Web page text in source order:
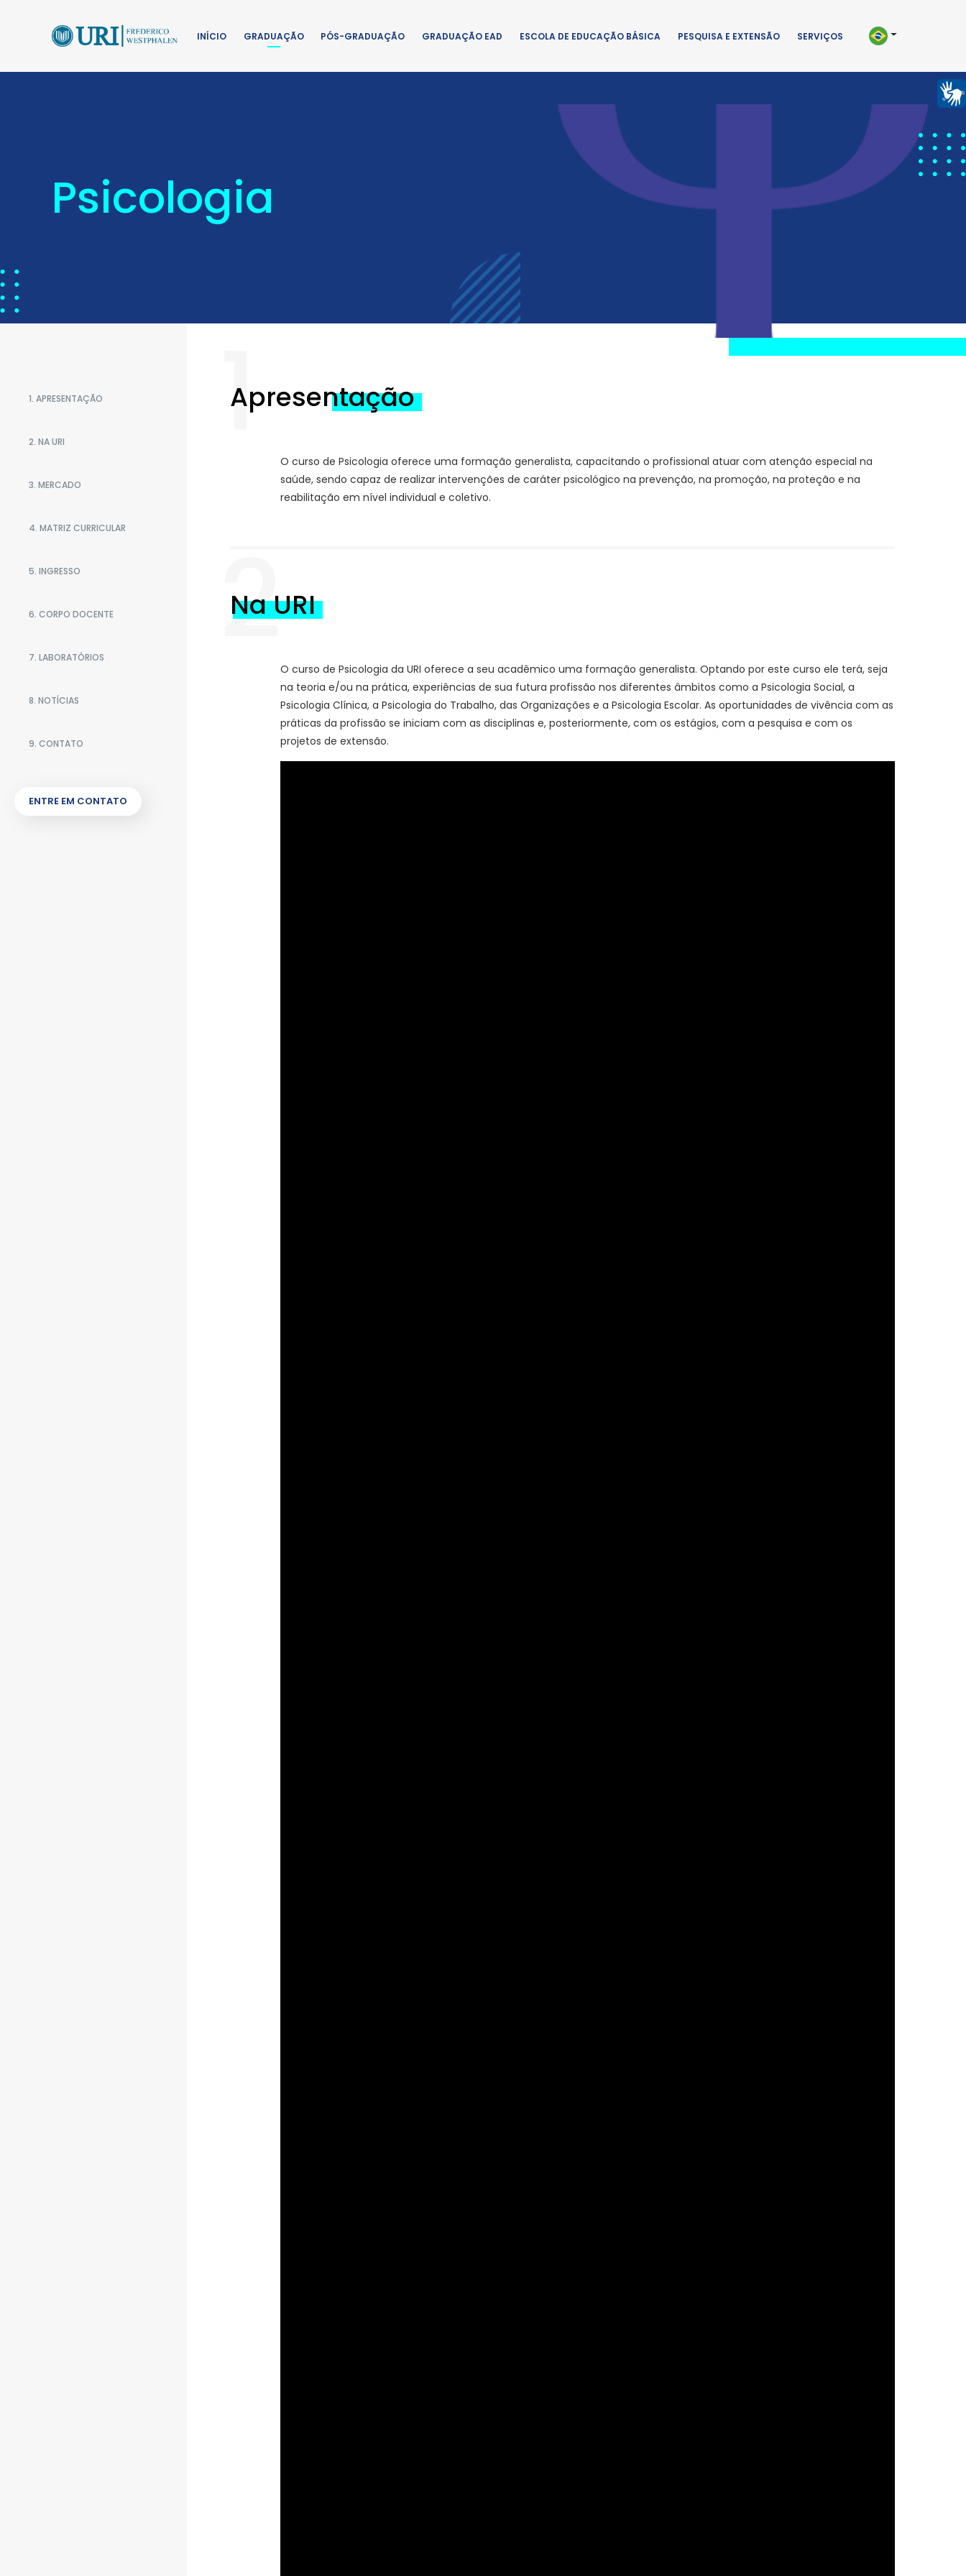
INÍCIO GRADUAÇÃO PÓS-GRADUAÇÃO GRADUAÇÃO EAD ESCOLA DE EDUCAÇÃO BÁSICA PESQUISA E EXTENSÃO SERVIÇOS
Psicologia
1. APRESENTAÇÃO
2. NA URI
3. MERCADO
4. MATRIZ CURRICULAR
5. INGRESSO
6. CORPO DOCENTE
7. LABORATÓRIOS
8. NOTÍCIAS
9. CONTATO
ENTRE EM CONTATO
1
Apresentação
O curso de Psicologia oferece uma formação generalista, capacitando o profissional atuar com atenção especial na
saúde, sendo capaz de realizar intervenções de caráter psicológico na prevenção, na promoção, na proteção e na
reabilitação em nível individual e coletivo.
2
Na URI
O curso de Psicologia da URI oferece a seu acadêmico uma formação generalista. Optando por este curso ele terá, seja
na teoria e/ou na prática, experiências de sua futura profissão nos diferentes âmbitos como a Psicologia Social, a
Psicologia Clínica, a Psicologia do Trabalho, das Organizações e a Psicologia Escolar. As oportunidades de vivência com as
práticas da profissão se iniciam com as disciplinas e, posteriormente, com os estágios, com a pesquisa e com os
projetos de extensão.